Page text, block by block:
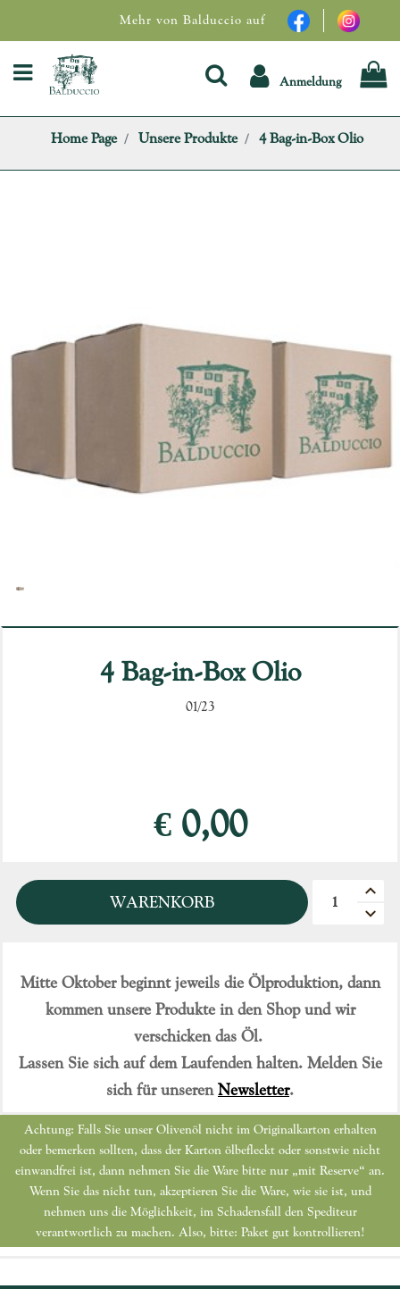
Mehr von Balduccio auf
Open menu Anmeldung
Home Page Unsere Produkte 4 Bag-in-Box Olio
4 Bag-in-Box Olio
01/23
€ 0,00
Quantità
WARENKORB
Mitte Oktober beginnt jeweils die Ölproduktion, dann
kommen unsere Produkte in den Shop und wir
verschicken das Öl.
Lassen Sie sich auf dem Laufenden halten. Melden Sie
sich für unseren Newsletter.
Achtung: Falls Sie unser Olivenöl nicht im Originalkarton erhalten
oder bemerken sollten, dass der Karton ölbefleckt oder sonstwie nicht
einwandfrei ist, dann nehmen Sie die Ware bitte nur „mit Reserve“ an.
Wenn Sie das nicht tun, akzeptieren Sie die Ware, wie sie ist, und
nehmen uns die Möglichkeit, im Schadensfall den Spediteur
verantwortlich zu machen. Also, bitte: Paket gut kontrollieren!